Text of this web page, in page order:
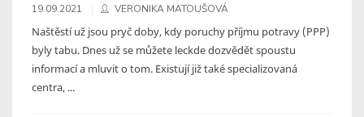
19.09.2021 VERONIKA MATOUŠOVÁ
Naštěstí už jsou pryč doby, kdy poruchy příjmu potravy (PPP)
byly tabu. Dnes už se můžete leckde dozvědět spoustu
informací a mluvit o tom. Existují již také specializovaná
centra, ...